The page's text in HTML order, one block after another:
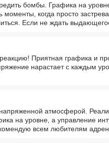
бомбы. Графика на
когда просто
Если не ждать
Приятная графика и
нарастает с каждым
атмосферой.
на уровне, а управление
всем любителям